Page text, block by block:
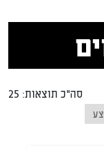
סה"כ תוצאות: 25